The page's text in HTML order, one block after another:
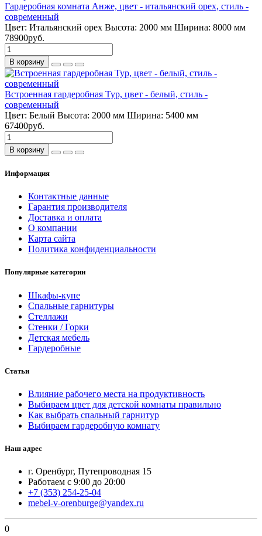
Гардеробная комната Анже, цвет - итальянский орех, стиль -
современный
Цвет: Итальянский орех Высота: 2000 мм Ширина: 8000 мм
78900руб.
В корзину
Встроенная гардеробная Тур, цвет - белый, стиль -
современный
Цвет: Белый Высота: 2000 мм Ширина: 5400 мм
67400руб.
В корзину
Информация
Контактные данные
Гарантия производителя
Доставка и оплата
О компании
Карта сайта
Политика конфиденциальности
Популярные категории
Шкафы-купе
Спальные гарнитуры
Стеллажи
Стенки / Горки
Детская мебель
Гардеробные
Статьи
Влияние рабочего места на продуктивность
Выбираем цвет для детской комнаты правильно
Как выбрать спальный гарнитур
Выбираем гардеробную комнату
Наш адрес
г. Оренбург, Путепроводная 15
Работаем с 9:00 до 20:00
+7 (353) 254-25-04
mebel-v-orenburge@yandex.ru
0